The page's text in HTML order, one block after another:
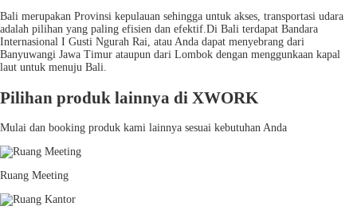
Bali merupakan Provinsi kepulauan sehingga untuk akses, transportasi udara
adalah pilihan yang paling efisien dan efektif.Di Bali terdapat Bandara
Internasional I Gusti Ngurah Rai, atau Anda dapat menyebrang dari
Banyuwangi Jawa Timur ataupun dari Lombok dengan menggunkaan kapal
laut untuk menuju Bali.
Pilihan produk lainnya di XWORK
Mulai dan booking produk kami lainnya sesuai kebutuhan Anda
Ruang Meeting